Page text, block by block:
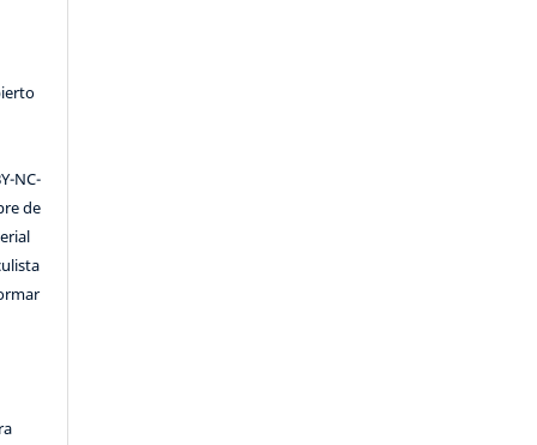
NC-
de